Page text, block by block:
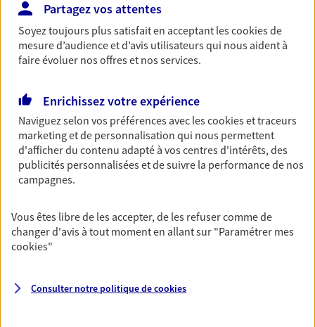
Retraite
Préparez sereinement ce nouveau chapitre de
votre vie avec les conseils d'un expert. Découvrez
spécialement conçue pour la retraite.
Découvrir l'offre Retraite
Prévoyance
Pour un avenir serein, assurez-vous avec notre
d'accident ou de maladie en optant pour les
garanties incapacité temporaire totale de travail,
invalidité ou de décès.
Partagez vos attentes
Soyez toujours plus satisfait en acceptant lescookiesde
mesure d’audience et d’avis utilisateurs qui nous aident à
faire évoluer nos offres et nos services.
Enrichissez votre expérience
Naviguez selon vos préférences avec lescookies et traceurs
marketing et de personnalisation qui nous permettent
d'afficher du contenu adapté à vos centres d'intérêts, des
publicités personnalisées et de suivre la performance de nos
campagnes.
Vous êtes libre de les accepter, de les refuser comme de
changer d'avis à tout moment en allant sur "Paramétrer mes
cookies"
Consulter notre politique decookies